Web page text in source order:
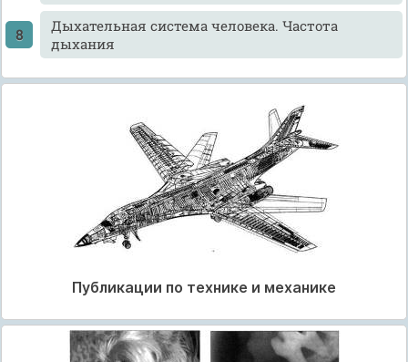
Дыхательная система человека. Частота
дыхания
Публикации по технике и механике